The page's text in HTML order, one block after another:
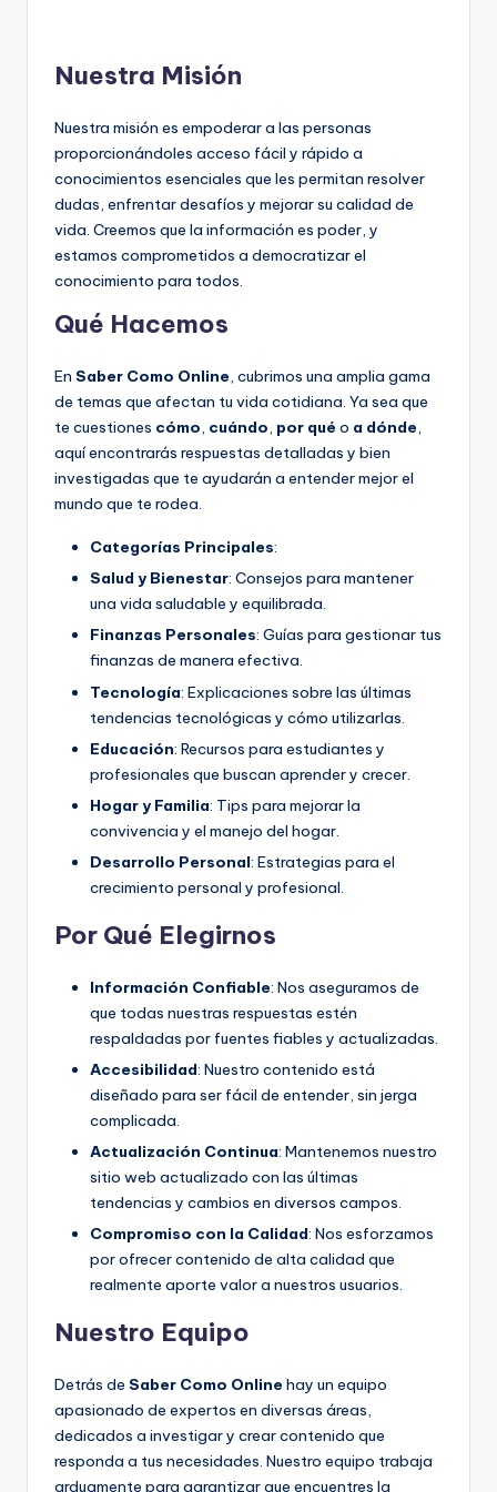
Nuestra Misión
Nuestra misión es empoderar a las personas
proporcionándoles acceso fácil y rápido a
conocimientos esenciales que les permitan resolver
dudas, enfrentar desafíos y mejorar su calidad de
vida. Creemos que la información es poder, y
estamos comprometidos a democratizar el
conocimiento para todos.
Qué Hacemos
En Saber Como Online, cubrimos una amplia gama
de temas que afectan tu vida cotidiana. Ya sea que
te cuestiones cómo, cuándo, por qué o a dónde,
aquí encontrarás respuestas detalladas y bien
investigadas que te ayudarán a entender mejor el
mundo que te rodea.
Categorías Principales:
Salud y Bienestar: Consejos para mantener
una vida saludable y equilibrada.
Finanzas Personales: Guías para gestionar tus
finanzas de manera efectiva.
Tecnología: Explicaciones sobre las últimas
tendencias tecnológicas y cómo utilizarlas.
Educación: Recursos para estudiantes y
profesionales que buscan aprender y crecer.
Hogar y Familia: Tips para mejorar la
convivencia y el manejo del hogar.
Desarrollo Personal: Estrategias para el
crecimiento personal y profesional.
Por Qué Elegirnos
Información Confiable: Nos aseguramos de
que todas nuestras respuestas estén
respaldadas por fuentes fiables y actualizadas.
Accesibilidad: Nuestro contenido está
diseñado para ser fácil de entender, sin jerga
complicada.
Actualización Continua: Mantenemos nuestro
sitio web actualizado con las últimas
tendencias y cambios en diversos campos.
Compromiso con la Calidad: Nos esforzamos
por ofrecer contenido de alta calidad que
realmente aporte valor a nuestros usuarios.
Nuestro Equipo
Detrás de Saber Como Online hay un equipo
apasionado de expertos en diversas áreas,
dedicados a investigar y crear contenido que
responda a tus necesidades. Nuestro equipo trabaja
arduamente para garantizar que encuentres la